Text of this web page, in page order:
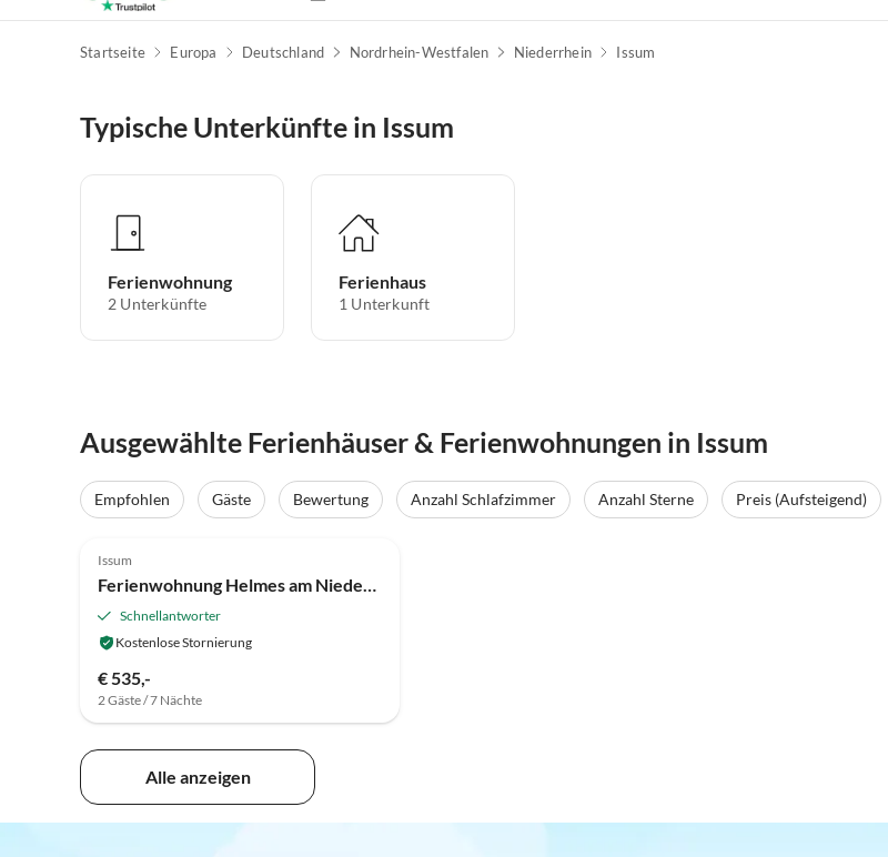
Startseite Europa Deutschland Nordrhein-Westfalen Niederrhein Issum
Typische Unterkünfte in Issum
Ferienwohnung
2 Unterkünfte
Ferienhaus
1 Unterkunft
Ausgewählte Ferienhäuser & Ferienwohnungen in Issum
Empfohlen Gäste Bewertung Anzahl Schlafzimmer Anzahl Sterne Preis (Aufsteigend)
Issum
Ferienwohnung Helmes am Niederrhein
Schnellantworter
Kostenlose Stornierung
€ 535,-
2 Gäste / 7 Nächte
Alle anzeigen